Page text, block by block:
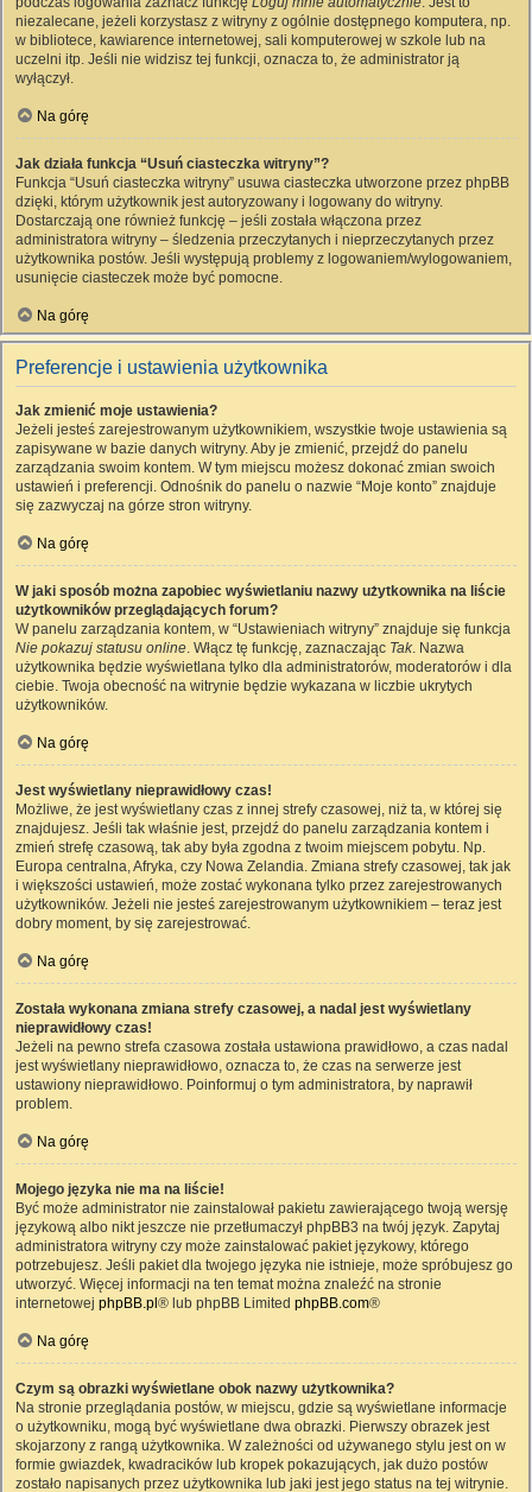
niezalecane, jeżeli korzystasz z witryny z ogólnie dostępnego komputera, np.
w bibliotece, kawiarence internetowej, sali komputerowej w szkole lub na
uczelni itp. Jeśli nie widzisz tej funkcji, oznacza to, że administrator ją
wyłączył.
Na górę
Jak działa funkcja “Usuń ciasteczka witryny”?
Funkcja “Usuń ciasteczka witryny” usuwa ciasteczka utworzone przez phpBB
dzięki, którym użytkownik jest autoryzowany i logowany do witryny.
Dostarczają one również funkcję – jeśli została włączona przez
administratora witryny – śledzenia przeczytanych i nieprzeczytanych przez
użytkownika postów. Jeśli występują problemy z logowaniem/wylogowaniem,
usunięcie ciasteczek może być pomocne.
Na górę
Preferencje i ustawienia użytkownika
Jak zmienić moje ustawienia?
Jeżeli jesteś zarejestrowanym użytkownikiem, wszystkie twoje ustawienia są
zapisywane w bazie danych witryny. Aby je zmienić, przejdź do panelu
zarządzania swoim kontem. W tym miejscu możesz dokonać zmian swoich
ustawień i preferencji. Odnośnik do panelu o nazwie “Moje konto” znajduje
się zazwyczaj na górze stron witryny.
Na górę
W jaki sposób można zapobiec wyświetlaniu nazwy użytkownika na liście
użytkowników przeglądających forum?
W panelu zarządzania kontem, w “Ustawieniach witryny” znajduje się funkcja
Nie pokazuj statusu online. Włącz tę funkcję, zaznaczając Tak. Nazwa
użytkownika będzie wyświetlana tylko dla administratorów, moderatorów i dla
ciebie. Twoja obecność na witrynie będzie wykazana w liczbie ukrytych
użytkowników.
Na górę
Jest wyświetlany nieprawidłowy czas!
Możliwe, że jest wyświetlany czas z innej strefy czasowej, niż ta, w której się
znajdujesz. Jeśli tak właśnie jest, przejdź do panelu zarządzania kontem i
zmień strefę czasową, tak aby była zgodna z twoim miejscem pobytu. Np.
Europa centralna, Afryka, czy Nowa Zelandia. Zmiana strefy czasowej, tak jak
i większości ustawień, może zostać wykonana tylko przez zarejestrowanych
użytkowników. Jeżeli nie jesteś zarejestrowanym użytkownikiem – teraz jest
dobry moment, by się zarejestrować.
Na górę
Została wykonana zmiana strefy czasowej, a nadal jest wyświetlany
nieprawidłowy czas!
Jeżeli na pewno strefa czasowa została ustawiona prawidłowo, a czas nadal
jest wyświetlany nieprawidłowo, oznacza to, że czas na serwerze jest
ustawiony nieprawidłowo. Poinformuj o tym administratora, by naprawił
problem.
Na górę
Mojego języka nie ma na liście!
Być może administrator nie zainstalował pakietu zawierającego twoją wersję
językową albo nikt jeszcze nie przetłumaczył phpBB3 na twój język. Zapytaj
administratora witryny czy może zainstalować pakiet językowy, którego
potrzebujesz. Jeśli pakiet dla twojego języka nie istnieje, może spróbujesz go
utworzyć. Więcej informacji na ten temat można znaleźć na stronie
internetowej phpBB.pl ® lub phpBB Limited phpBB.com®
Na górę
Czym są obrazki wyświetlane obok nazwy użytkownika?
Na stronie przeglądania postów, w miejscu, gdzie są wyświetlane informacje
o użytkowniku, mogą być wyświetlane dwa obrazki. Pierwszy obrazek jest
skojarzony z rangą użytkownika. W zależności od używanego stylu jest on w
formie gwiazdek, kwadracików lub kropek pokazujących, jak dużo postów
zostało napisanych przez użytkownika lub jaki jest jego status na tej witrynie.